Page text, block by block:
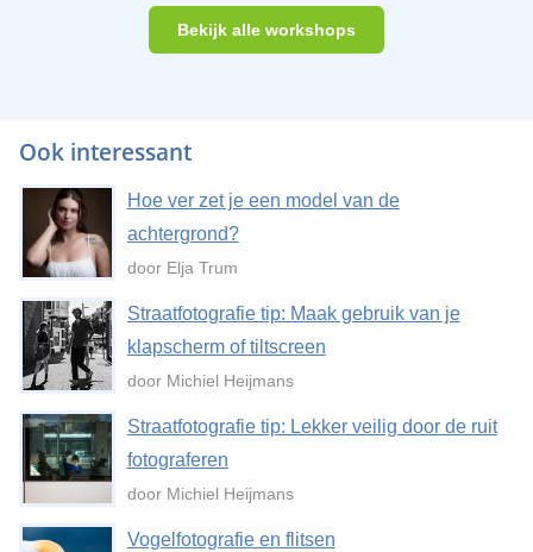
Bekijk alle workshops
Ook interessant
Hoe ver zet je een model van de
achtergrond?
door Elja Trum
Straatfotografie tip: Maak gebruik van je
klapscherm of tiltscreen
door Michiel Heijmans
Straatfotografie tip: Lekker veilig door de ruit
fotograferen
door Michiel Heijmans
Vogelfotografie en flitsen